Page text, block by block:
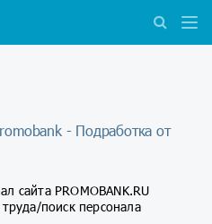
- Подработка от
сайта PROMOBANK.RU
поиск персонала